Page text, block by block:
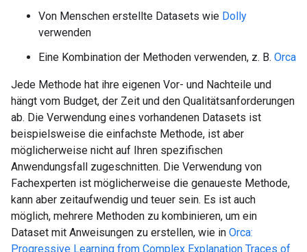
Von Menschen erstellte Datasets wie Dolly
verwenden
Eine Kombination der Methoden verwenden, z. B. Orca
Jede Methode hat ihre eigenen Vor- und Nachteile und
hängt vom Budget, der Zeit und den Qualitätsanforderungen
ab. Die Verwendung eines vorhandenen Datasets ist
beispielsweise die einfachste Methode, ist aber
möglicherweise nicht auf Ihren spezifischen
Anwendungsfall zugeschnitten. Die Verwendung von
Fachexperten ist möglicherweise die genaueste Methode,
kann aber zeitaufwendig und teuer sein. Es ist auch
möglich, mehrere Methoden zu kombinieren, um ein
Dataset mit Anweisungen zu erstellen, wie in Orca:
Progressive Learning from Complex Explanation Traces of